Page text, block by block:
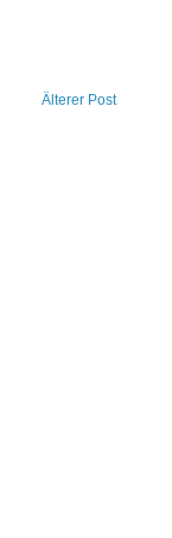
Älterer Post